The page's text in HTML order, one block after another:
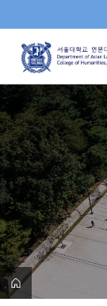
로
메
뉴